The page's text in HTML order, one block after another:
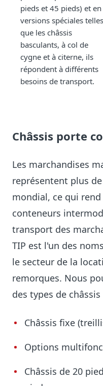
pieds et 45 pieds) et en
versions spéciales telles
que les châssis
basculants, à col de
cygne et à citerne, ils
répondent à différents
besoins de transport.
Châssis porte
Les marchandises
représentent plus
mondial, ce qui
conteneurs
transport des
TIP est l'un des
le secteur de la
remorques. Nous
des types de
Châssis fixe
Options
Châssis de 20